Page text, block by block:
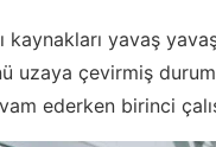
kaynakları yavaş
uzaya çevirmiş
ederken birinci